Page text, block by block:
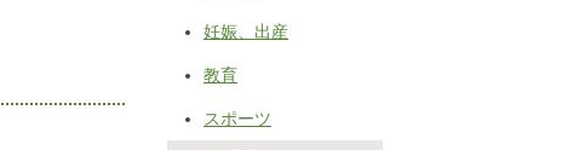
妊娠、出産
教育
スポーツ